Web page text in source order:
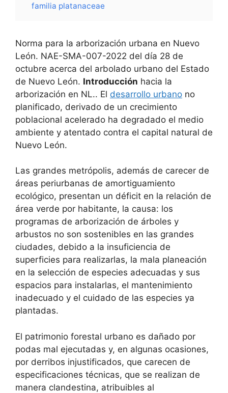
familia platanaceae
Norma para la arborización urbana en Nuevo
León. NAE-SMA-007-2022 del día 28 de
octubre acerca del arbolado urbano del Estado
de Nuevo León. Introducción hacia la
arborización en NL.. El desarrollo urbano no
planificado, derivado de un crecimiento
poblacional acelerado ha degradado el medio
ambiente y atentado contra el capital natural de
Nuevo León.
Las grandes metrópolis, además de carecer de
áreas periurbanas de amortiguamiento
ecológico, presentan un déficit en la relación de
área verde por habitante, la causa: los
programas de arborización de árboles y
arbustos no son sostenibles en las grandes
ciudades, debido a la insuficiencia de
superficies para realizarlas, la mala planeación
en la selección de especies adecuadas y sus
espacios para instalarlas, el mantenimiento
inadecuado y el cuidado de las especies ya
plantadas.
El patrimonio forestal urbano es dañado por
podas mal ejecutadas y, en algunas ocasiones,
por derribos injustificados, que carecen de
especificaciones técnicas, que se realizan de
manera clandestina, atribuibles al